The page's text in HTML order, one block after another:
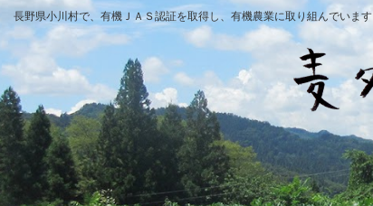
長野県小川村で、有機ＪＡＳ認証を取得し、有機農業に取り組んでいます